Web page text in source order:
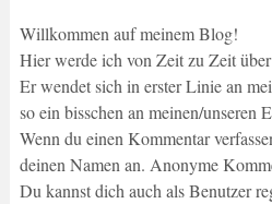
Willkommen auf meinem Blog!
Hier werde ich von Zeit zu Zeit
Er wendet sich in erster Linie an
so ein bisschen an meinen/unseren
Wenn du einen Kommentar
deinen Namen an. Anonyme
Du kannst dich auch als Benutzer